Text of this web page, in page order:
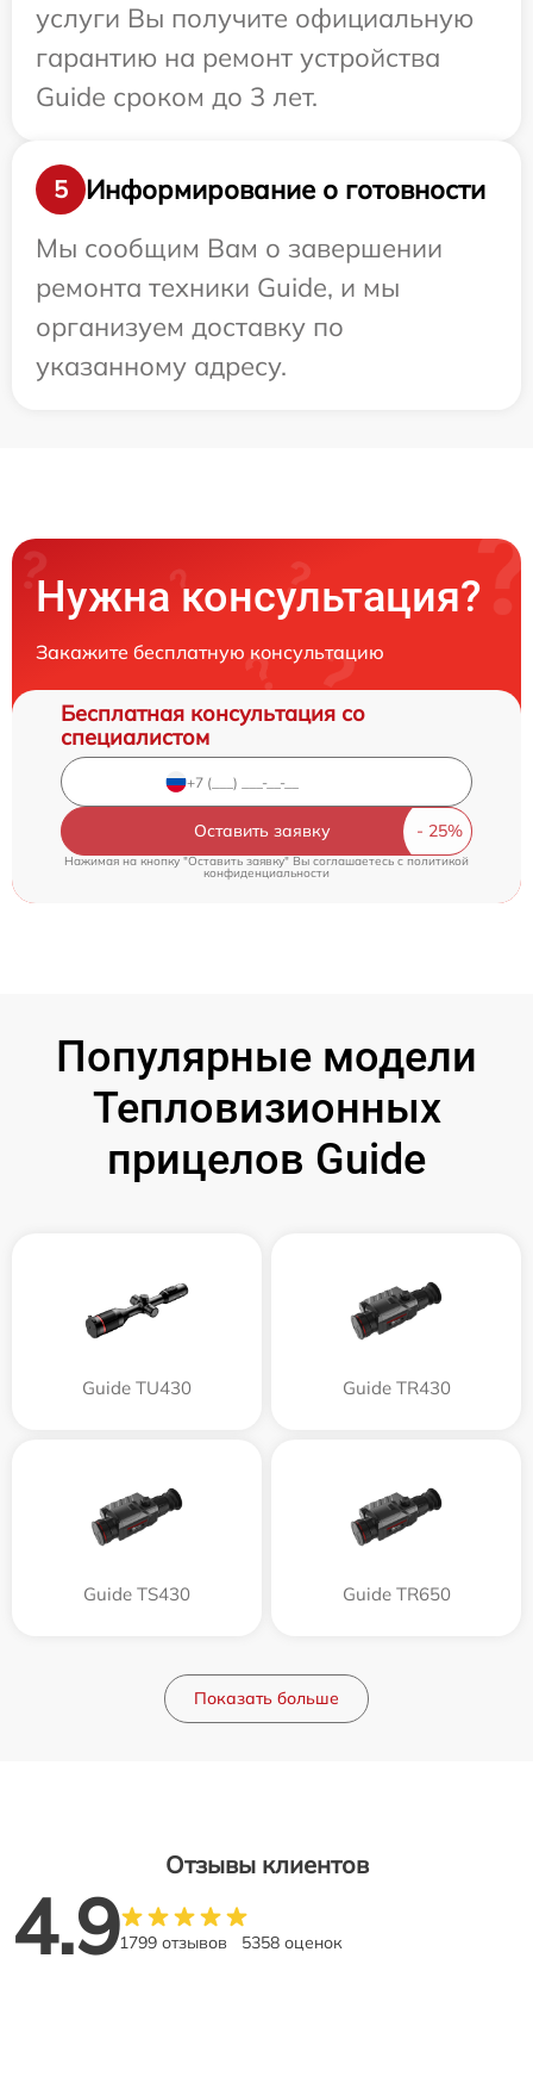
услуги Вы получите официальную
гарантию на ремонт устройства
Guide сроком до 3 лет.
5
Информирование о готовности
Мы сообщим Вам о завершении
ремонта техники Guide, и мы
организуем доставку по
указанному адресу.
Нужна консультация?
Закажите бесплатную консультацию
Бесплатная консультация со
специалистом
Оставить заявку
Нажимая на кнопку "Оставить заявку" Вы соглашаетесь c политикой
конфиденциальности
Популярные модели
Тепловизионных
прицелов Guide
Guide TU430 Guide TR430
Guide TS430 Guide TR650
Показать больше
Отзывы клиентов
4.91799 отзывов 5358 оценок